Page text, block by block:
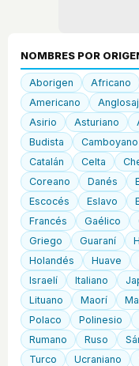
NOMBRES POR
Aborigen Africano
Americano
Asirio
Asturiano
Budista
Camboyano
Catalán
Celta
Coreano
Danés
Escocés
Eslavo
Francés
Gaélico
Griego
Guaraní
Holandés
Huave
Israelí
Italiano
Lituano
Maorí
Polaco
Polinesio
Rumano
Ruso
Turco
Ucraniano